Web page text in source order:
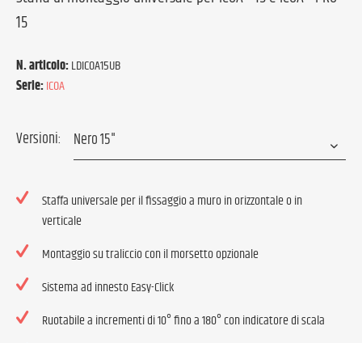
15
N. articolo:LDICOA15UB
Serie:ICOA
Versioni:
Staffa universale per il fissaggio a muro in orizzontale o in
verticale
Montaggio su traliccio con il morsetto opzionale
Sistema ad innesto Easy-Click
Ruotabile a incrementi di 10° fino a 180° con indicatore di scala